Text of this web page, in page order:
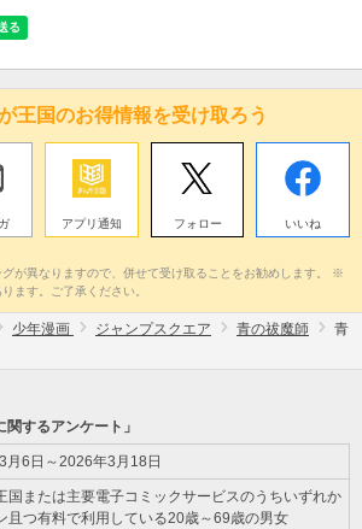
王国のお得情報を受け取ろう
アプリ通知 フォロー いいね
が異なりますので、併せて受け取ることをお勧めします。 ※
ます。ご了承ください。
少年漫画 ジャンプスクエア 青の祓魔師
青
関するアンケート」
月6日～2026年3月18日
国または主要電子コミックサービスのうちいずれか
且つ有料で利用している20歳～69歳の男女